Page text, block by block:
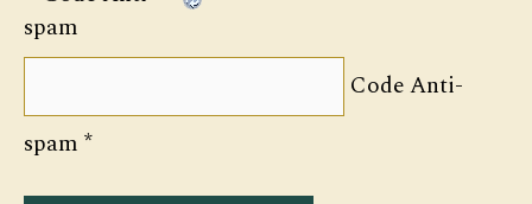
Code Anti-
spam *